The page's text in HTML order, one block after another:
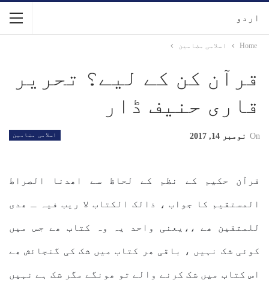
اردو
Home اسلامی مضامین
قرآن کن کے لیے؟ تحریر
قاری حنیف ڈار
اسلامی مضامین On نومبر 14, 2017
قرآن حکیم کے نظم کے لحاظ سے اھدنا الصراط
المستقیم کا جواب ، ذالک الکتاب لا ریب فیہ ـ ھدی
للمتقین ھے ،،یعنی واحد یہ وہ کتاب ھے جس میں
کوئی شک نہیں ، باقی ھر کتاب میں شک کی گنجائش ھے
اس کتاب میں شک کرنے والے تو ھونگے مگر شک ہے نہیں